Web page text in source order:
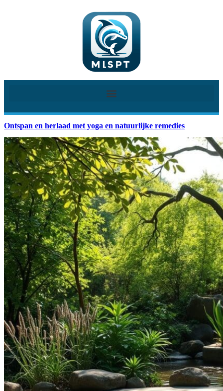
Ontspan en herlaad met yoga en natuurlijke remedies